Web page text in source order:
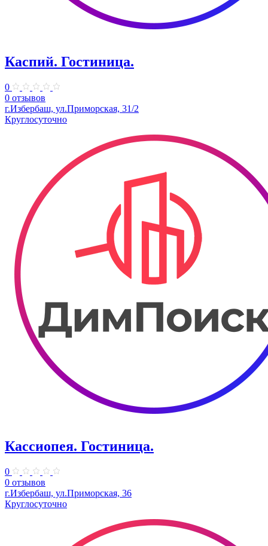
Каспий. Гостиница.
0
0 отзывов
г.Избербаш, ул.Приморская, 31/2
Круглосуточно
Кассиопея. Гостиница.
0
0 отзывов
г.Избербаш, ул.Приморская, 36
Круглосуточно